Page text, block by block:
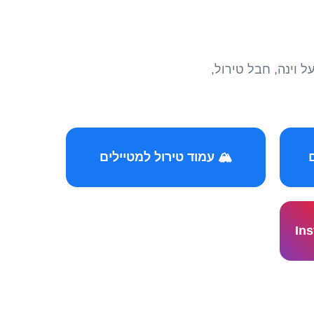
וינה, חבל טירול,
🏔️ עמוד טירול למטיילים